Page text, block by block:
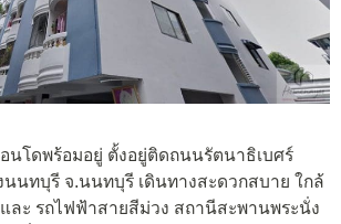
นโดพร้อมอยู่ ตั้งอยู่ติดถนนรัตนาธิเบศร์
นนทบุรี จ.นนทบุรี เดินทางสะดวกสบาย ใกล้
ละ รถไฟฟ้าสายสีม่วง สถานีสะพานพระนั่ง